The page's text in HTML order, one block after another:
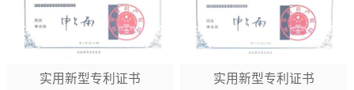
实用新型专利证书 实用新型专利证书